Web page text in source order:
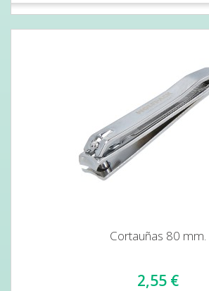
Cortauñas 80 mm.
2,55 €